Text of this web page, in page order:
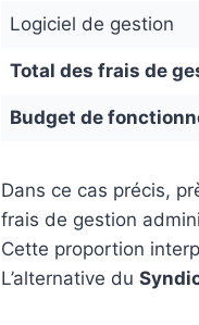
Logiciel de gestion
Total des frais de
Budget de
Dans ce cas précis,
frais de gestion
Cette proportion
L’alternative du